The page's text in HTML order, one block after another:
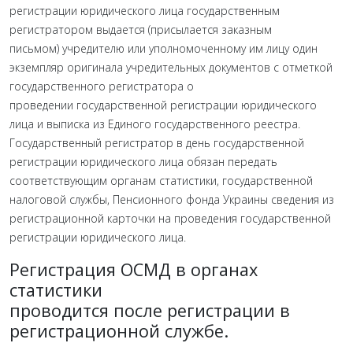
регистрации юридического лица государственным
регистратором выдается (присылается заказным
письмом) учредителю или уполномоченному им лицу один
экземпляр оригинала учредительных документов с отметкой
государственного регистратора о
проведении государственной регистрации юридического
лица и выписка из Единого государственного реестра.
Государственный регистратор в день государственной
регистрации юридического лица обязан передать
соответствующим органам статистики, государственной
налоговой службы, Пенсионного фонда Украины сведения из
регистрационной карточки на проведения государственной
регистрации юридического лица.
Регистрация ОСМД в органах
статистики
проводится после регистрации в
регистрационной службе.